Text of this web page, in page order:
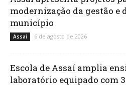
modernização da gestão
município
Assaí 6 de agosto de 2026
Escola de Assaí amplia
laboratório equipado com